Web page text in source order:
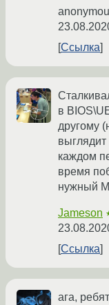
Ссылка
в
другому
выглядит
каждом
время
нужный
Jameson
Ссылка
ага,